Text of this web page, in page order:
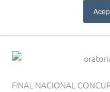
FINAL NACIONAL